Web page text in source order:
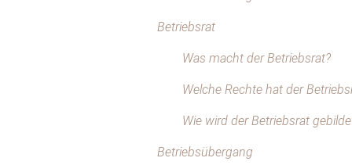
Betriebsrat
Was macht der Betriebsrat?
Welche Rechte hat der
Wie wird der Betriebsrat
Betriebsübergang